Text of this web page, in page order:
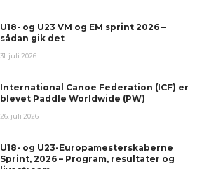
U18- og U23 VM og EM sprint 2026 –
sådan gik det
31. juli 2026
International Canoe Federation (ICF) er
blevet Paddle Worldwide (PW)
26. juli 2026
U18- og U23-Europamesterskaberne
Sprint, 2026 – Program, resultater og